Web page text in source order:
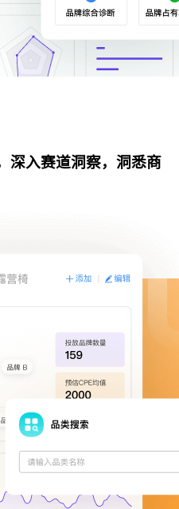
深入赛道洞察，洞悉商